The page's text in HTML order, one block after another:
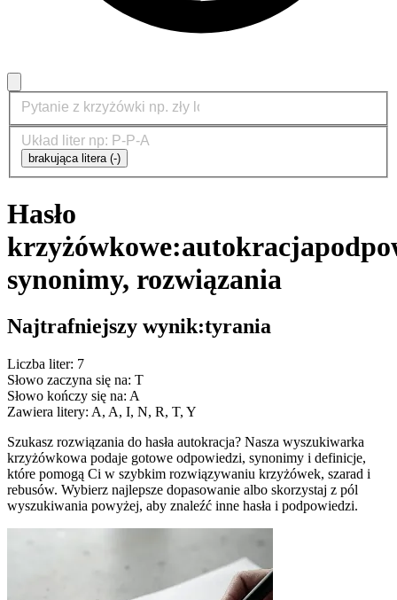
brakująca litera (-)
Hasło
krzyżówkowe:autokracja
synonimy, rozwiązania
Najtrafniejszy wynik:tyrania
Liczba liter: 7
Słowo zaczyna się na: T
Słowo kończy się na: A
Zawiera litery: A, A, I, N, R, T, Y
Szukasz rozwiązania do hasła autokracja? Nasza wyszukiwarka
krzyżówkowa podaje gotowe odpowiedzi, synonimy i definicje,
które pomogą Ci w szybkim rozwiązywaniu krzyżówek, szarad i
rebusów. Wybierz najlepsze dopasowanie albo skorzystaj z pól
wyszukiwania powyżej, aby znaleźć inne hasła i podpowiedzi.